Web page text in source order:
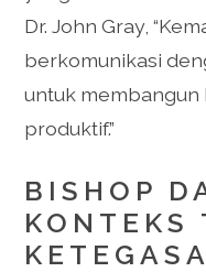
Dr. John Gray,
berkomunikasi
untuk membangun
produktif.”
BISHOP
KONTEKS